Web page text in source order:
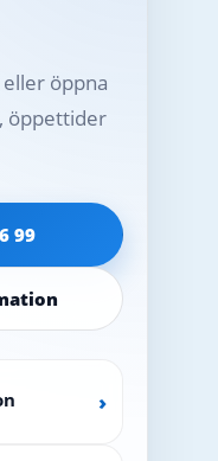
öppna
öppettider
99
›